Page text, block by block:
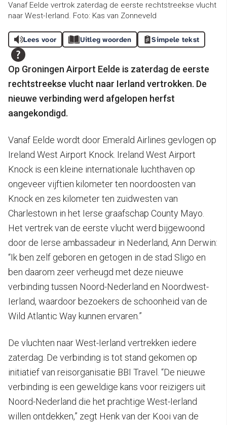
Vanaf Eelde vertrok zaterdag de eerste rechtstreekse vlucht
naar West-Ierland. Foto: Kas van Zonneveld
Lees voor Uitleg woorden Simpele tekst
Op Groningen Airport Eelde is zaterdag de eerste
rechtstreekse vlucht naar Ierland vertrokken. De
nieuwe verbinding werd afgelopen herfst
aangekondigd.
Vanaf Eelde wordt door Emerald Airlines gevlogen op
Ireland West Airport Knock. Ireland West Airport
Knock is een kleine internationale luchthaven op
ongeveer vijftien kilometer ten noordoosten van
Knock en zes kilometer ten zuidwesten van
Charlestown in het Ierse graafschap County Mayo.
Het vertrek van de eerste vlucht werd bijgewoond
door de Ierse ambassadeur in Nederland, Ann Derwin:
“Ik ben zelf geboren en getogen in de stad Sligo en
ben daarom zeer verheugd met deze nieuwe
verbinding tussen Noord-Nederland en Noordwest-
Ierland, waardoor bezoekers de schoonheid van de
Wild Atlantic Way kunnen ervaren.”
De vluchten naar West-Ierland vertrekken iedere
zaterdag. De verbinding is tot stand gekomen op
initiatief van reisorganisatie BBI Travel. “De nieuwe
verbinding is een geweldige kans voor reizigers uit
Noord-Nederland die het prachtige West-Ierland
willen ontdekken,” zegt Henk van der Kooi van de